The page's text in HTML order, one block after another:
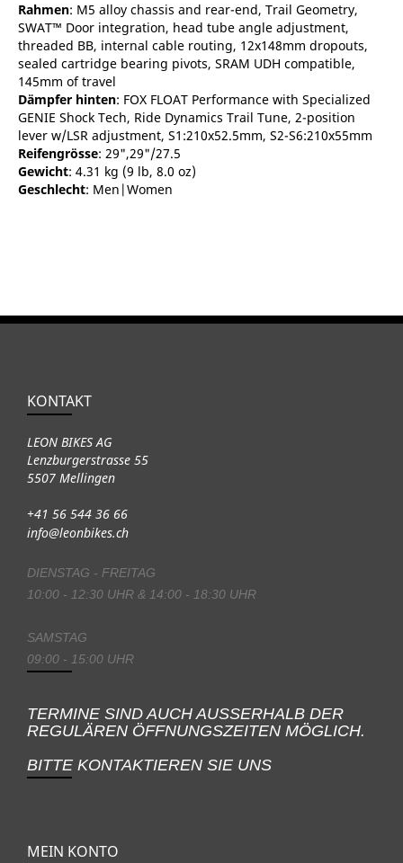
Rahmen: M5 alloy chassis and rear-end, Trail Geometry,
SWAT™ Door integration, head tube angle adjustment,
threaded BB, internal cable routing, 12x148mm dropouts,
sealed cartridge bearing pivots, SRAM UDH compatible,
145mm of travel
Dämpfer hinten: FOX FLOAT Performance with Specialized
GENIE Shock Tech, Ride Dynamics Trail Tune, 2-position
lever w/LSR adjustment, S1:210x52.5mm, S2-S6:210x55mm
Reifengrösse: 29",29"/27.5
Gewicht: 4.31 kg (9 lb, 8.0 oz)
Geschlecht: Men|Women
KONTAKT
LEON BIKES AG
Lenzburgerstrasse 55
5507 Mellingen
+41 56 544 36 66
info@leonbikes.ch
DIENSTAG - FREITAG
10:00 - 12:30 UHR & 14:00 - 18:30 UHR
SAMSTAG
09:00 - 15:00 UHR
TERMINE SIND AUCH AUSSERHALB DER
REGULÄREN ÖFFNUNGSZEITEN MÖGLICH.
BITTE KONTAKTIEREN SIE UNS
MEIN KONTO